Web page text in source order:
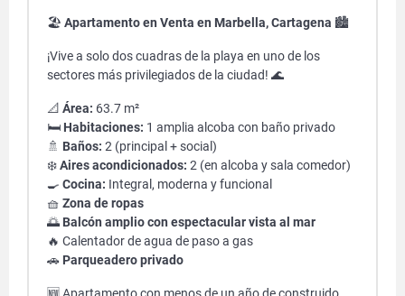
🏖️ Apartamento en Venta en Marbella, Cartagena 🏙️
¡Vive a solo dos cuadras de la playa en uno de los
sectores más privilegiados de la ciudad! 🌊
📐 Área: 63.7 m²
🛏️ Habitaciones: 1 amplia alcoba con baño privado
🚿 Baños: 2 (principal + social)
❄️Aires acondicionados: 2 (en alcoba y sala comedor)
🍳 Cocina: Integral, moderna y funcional
🧺 Zona de ropas
🌅 Balcón amplio con espectacular vista al mar
🔥 Calentador de agua de paso a gas
🚗 Parqueadero privado